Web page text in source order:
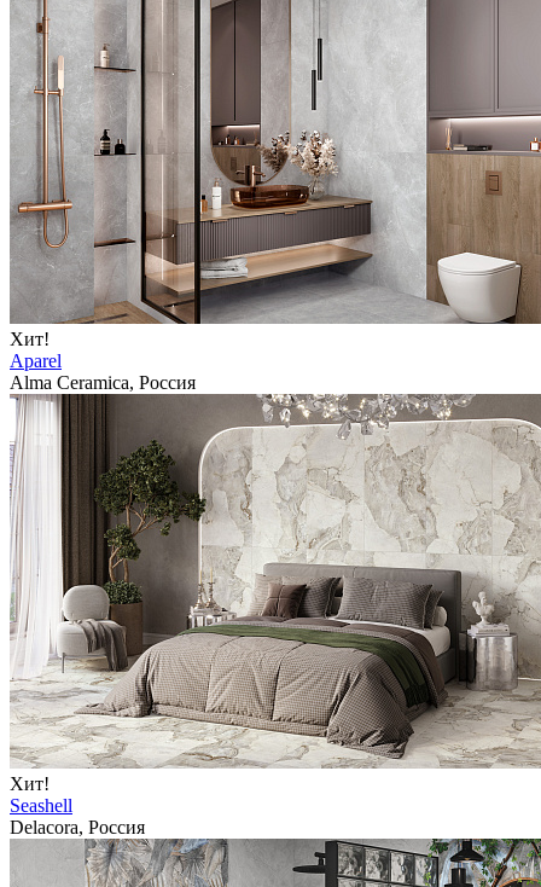
Хит!
Aparel
Alma Ceramica, Россия
Хит!
Seashell
Delacora, Россия